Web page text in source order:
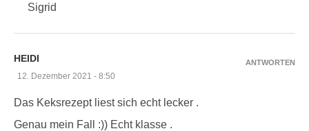
Sigrid
HEIDI
12. Dezember 2021 - 8:50
Das Keksrezept liest sich echt lecker .
Genau mein Fall :)) Echt klasse .
ANTWORTEN